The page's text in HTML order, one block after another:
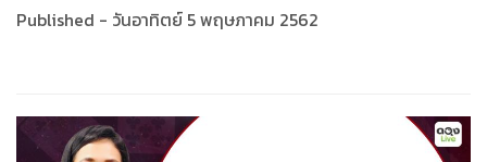
Published - วันอาทิตย์ 5 พฤษภาคม 2562